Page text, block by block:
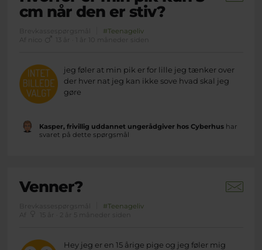
cm når den er stiv?
Brevkassespørgsmål
#Teenageliv
Af nico
jeg føler at min pik er for lille jeg tænker over
der hver nat jeg kan ikke sove hvad skal jeg
gøre
Kasper, frivillig uddannet ungerådgiver hos Cyberhushar
svaret på dette spørgsmål
Venner?
Brevkassespørgsmål
#Teenageliv
Af
15 år · 2 år 5 måneder siden
Hey jeg er en 15 årige pige og jeg føler mig